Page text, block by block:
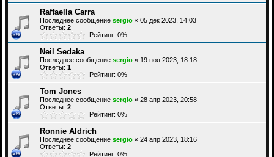
Raffaella Carra
Последнее сообщение sergio « 05 дек 2023, 14:03
Ответы: 2
Рейтинг: 0%
Neil Sedaka
Последнее сообщение sergio « 19 ноя 2023, 18:18
Ответы: 1
Рейтинг: 0%
Tom Jones
Последнее сообщение sergio « 28 апр 2023, 20:58
Ответы: 2
Рейтинг: 0%
Ronnie Aldrich
Последнее сообщение sergio « 24 апр 2023, 18:16
Ответы: 2
Рейтинг: 0%